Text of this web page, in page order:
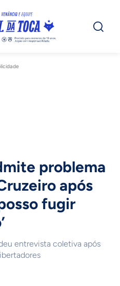
problema
após
fugir
entrevista coletiva após